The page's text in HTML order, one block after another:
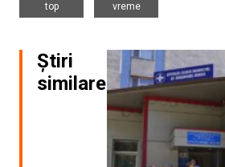
top
vreme
Știri
similare